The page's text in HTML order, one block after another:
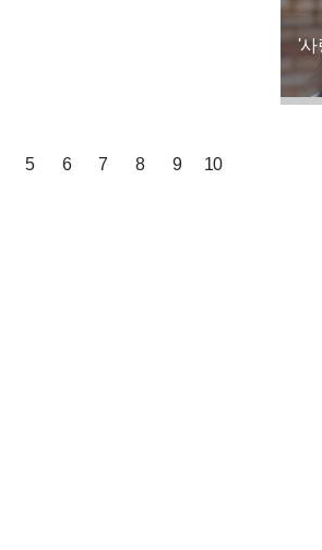
'사
5 6 7 8 9 10